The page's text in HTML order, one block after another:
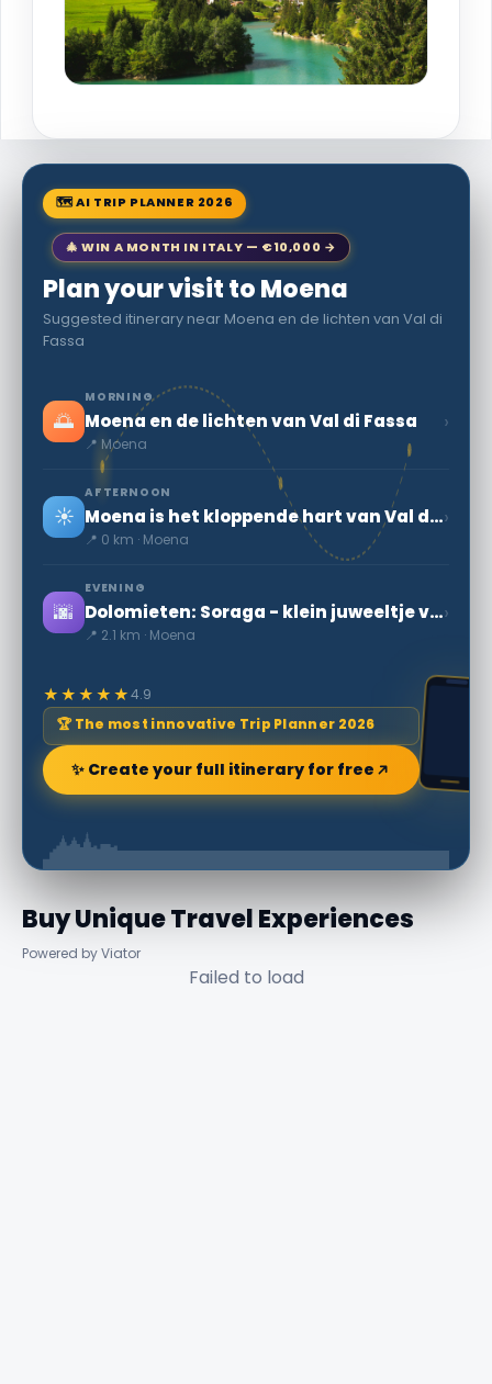
🗺 AI TRIP PLANNER 2026
🎄 WIN A MONTH IN ITALY — €10,000 →
Plan your visit to Moena
Suggested itinerary near Moena en de lichten van Val di
Fassa
🌅
MORNING
Moena en de lichten van Val di Fassa
📍 Moena
›
☀️
AFTERNOON
Moena is het kloppende hart van Val di Fassa.
📍 0 km · Moena
›
🌆
EVENING
Dolomieten: Soraga - klein juweeltje van de Val di Fassa
📍 2.1 km · Moena
›
★★★★★4.9
🏆 The most innovative Trip Planner 2026
✨ Create your full itinerary for free
Buy Unique Travel Experiences
Powered by Viator
Failed to load